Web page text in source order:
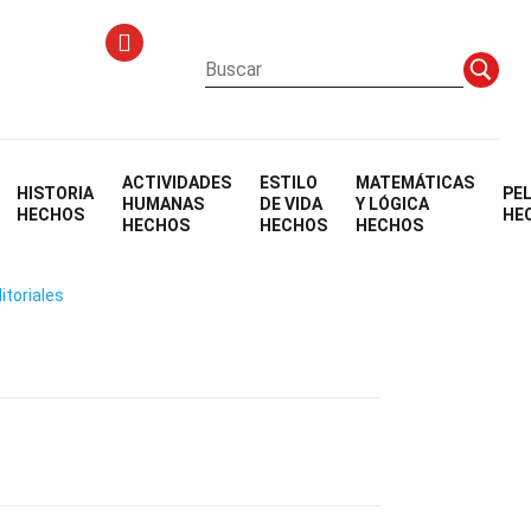
HISTORIA
HECHOS
ACTIVIDADES
HUMANAS
HECHOS
ESTILO
DE VIDA
HECHOS
MATEMÁTICAS
Y LÓGICA
HECHOS